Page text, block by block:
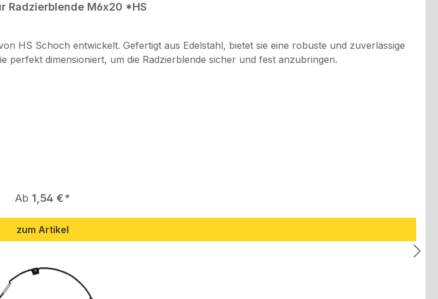
Radzierblende M6x20 *HS
HS Schoch entwickelt. Gefertigt aus Edelstahl, bietet sie eine robuste und zuverlässige
perfekt dimensioniert, um die Radzierblende sicher und fest anzubringen.
Regulärer Preis:
Ab 1,54 €
zum Artikel